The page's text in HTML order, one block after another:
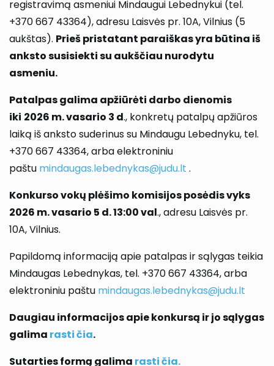
registravimą asmeniui Mindaugui Lebednykui (tel.
+370 667 43364), adresu Laisvės pr. 10A, Vilnius (5
aukštas). Prieš pristatant paraiškas yra būtina iš
anksto susisiekti su aukščiau nurodytu
asmeniu.
Patalpas galima apžiūrėti darbo dienomis
iki 2026 m. vasario 3 d., konkretų patalpų apžiūros
laiką iš anksto suderinus su Mindaugu Lebednyku, tel.
+370 667 43364, arba elektroniniu
paštu mindaugas.lebednykas@judu.lt .
Konkurso vokų plėšimo komisijos posėdis vyks
2026 m. vasario 5 d. 13:00 val., adresu Laisvės pr.
10A, Vilnius.
Papildomą informaciją apie patalpas ir sąlygas teikia
Mindaugas Lebednykas, tel. +370 667 43364, arba
elektroniniu paštu mindaugas.lebednykas@judu.lt
Daugiau informacijos apie konkursą ir jo sąlygas
galima rasti čia.
Sutarties formą galima rasti čia.